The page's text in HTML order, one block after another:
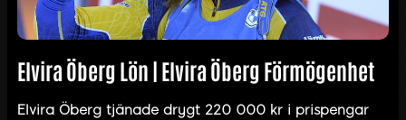
Elvira Öberg Lön | Elvira Öberg Förmögenhet
Elvira Öberg tjänade drygt 220 000 kr i prispengar